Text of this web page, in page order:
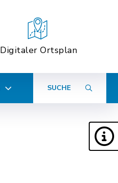
Digitaler Ortsplan
SUCHE